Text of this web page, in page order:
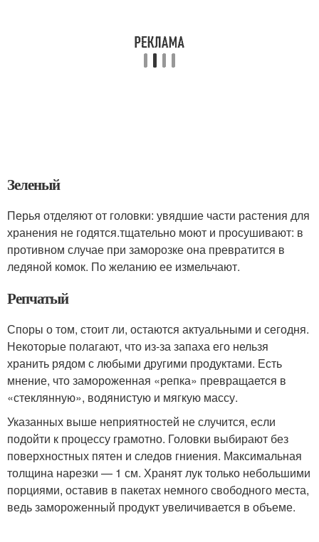
Зеленый
Перья отделяют от головки: увядшие части растения для
хранения не годятся.тщательно моют и просушивают: в
противном случае при заморозке она превратится в
ледяной комок. По желанию ее измельчают.
Репчатый
Споры о том, стоит ли, остаются актуальными и сегодня.
Некоторые полагают, что из-за запаха его нельзя
хранить рядом с любыми другими продуктами. Есть
мнение, что замороженная «репка» превращается в
«стеклянную», водянистую и мягкую массу.
Указанных выше неприятностей не случится, если
подойти к процессу грамотно. Головки выбирают без
поверхностных пятен и следов гниения. Максимальная
толщина нарезки — 1 см. Хранят лук только небольшими
порциями, оставив в пакетах немного свободного места,
ведь замороженный продукт увеличивается в объеме.